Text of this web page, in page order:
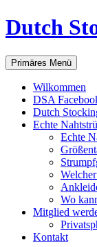
Zum
Inhalt
Dutch
Suchen
Primäres Menü
Wilkommen
DSA
Dutch
Echte
Echte
Wo
Mitglied
Kontakt